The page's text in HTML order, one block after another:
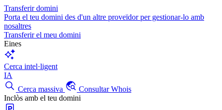
Transferir domini
Porta el teu domini des d'un altre proveïdor per gestionar-lo amb
nosaltres
Transferir el meu domini
Eines
Cerca intel·ligent
IA
Cerca massiva
Consultar Whois
Inclòs amb el teu domini